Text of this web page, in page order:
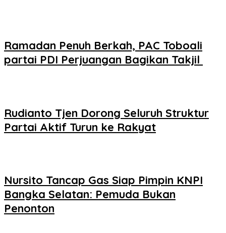
Ramadan Penuh Berkah, PAC Toboali
partai PDI Perjuangan Bagikan Takjil
Rudianto Tjen Dorong Seluruh Struktur
Partai Aktif Turun ke Rakyat
Nursito Tancap Gas Siap Pimpin KNPI
Bangka Selatan: Pemuda Bukan
Penonton